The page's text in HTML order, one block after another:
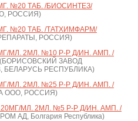
№20 ТАБ. /БИОСИНТЕЗ/
РОССИЯ)
№20 ТАБ. /ТАТХИМФАРМ/
РОССИЯ)
МЛ. 2МЛ. №10 Р-Р Д/ИН. АМП. /
ЗАВОД
БЕЛАРУСЬ РЕСПУБЛИКА)
МЛ. 2МЛ. №25 Р-Р Д/ИН. АМП. /
ООО, РОССИЯ)
МЛ. 2МЛ. №5 Р-Р Д/ИН. АМП. /
АД, Болгария Республика)